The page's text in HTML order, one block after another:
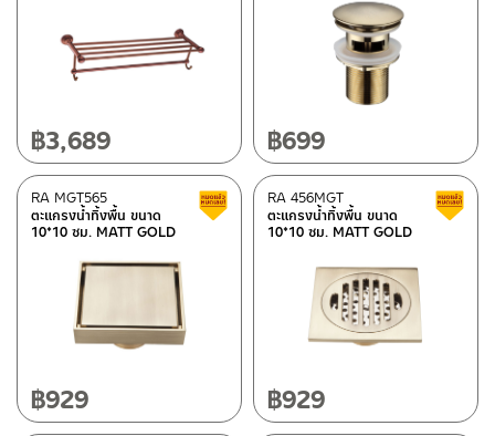
฿3,689 ฿699
ตะแกรงน้ำทิ้งพื้น ขนาด
10*10 ซม. MATT GOLD
RA MGT565 Clearance sale
฿929
ตะแกรงน้ำทิ้งพื้น ขนาด
10*10 ซม. MATT GOLD
RA 456MGT
฿929